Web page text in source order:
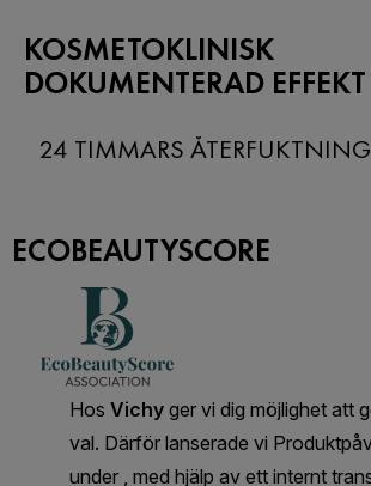
KOSMETOKLINISK
DOKUMENTERAD EFFEKT
24 TIMMARS ÅTERFUKTNING
ECOBEAUTYSCORE